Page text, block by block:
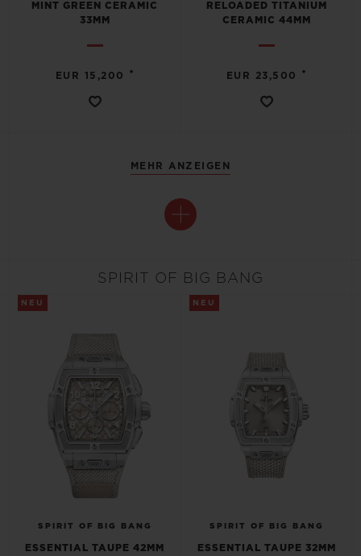
MINT GREEN CERAMIC
33MM
EUR 15,200 •
RELOADED TITANIUM
CERAMIC 44MM
EUR 23,500 •
MEHR ANZEIGEN
SPIRIT OF BIG BANG
NEU
SPIRIT OF BIG BANG
ESSENTIAL TAUPE 42MM
NEU
SPIRIT OF BIG BANG
ESSENTIAL TAUPE 32MM